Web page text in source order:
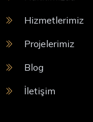
Hizmetlerimiz
Projelerimiz
Blog
İletişim